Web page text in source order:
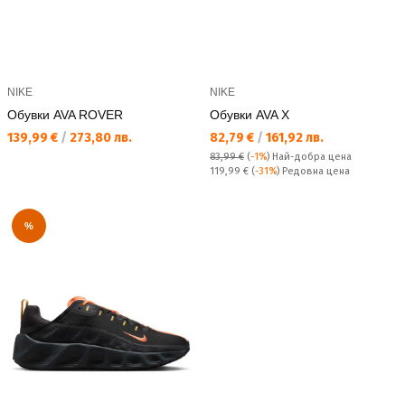
NIKE
Обувки AVA ROVER
Текуща цена:
139,99 € / 273,80 лв.
NIKE
Обувки AVA X
Текуща цена:
82,79 € / 161,92 лв.
83,99 € (-1%) Най-добра цена
Редовна цена:
119,99 € (-31%) Редовна цена
%